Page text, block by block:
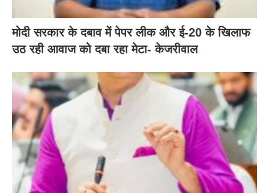
मोदी सरकार के दबाव में पेपर लीक और ई-20 के खिलाफ
उठ रही आवाज को दबा रहा मेटा- केजरीवाल